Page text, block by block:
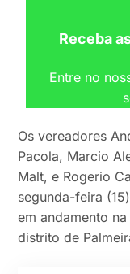
Receba
Entre no
Os vereadores
Pacola, Marcio
Malt, e Rogerio
segunda-feira
em andamento
distrito de